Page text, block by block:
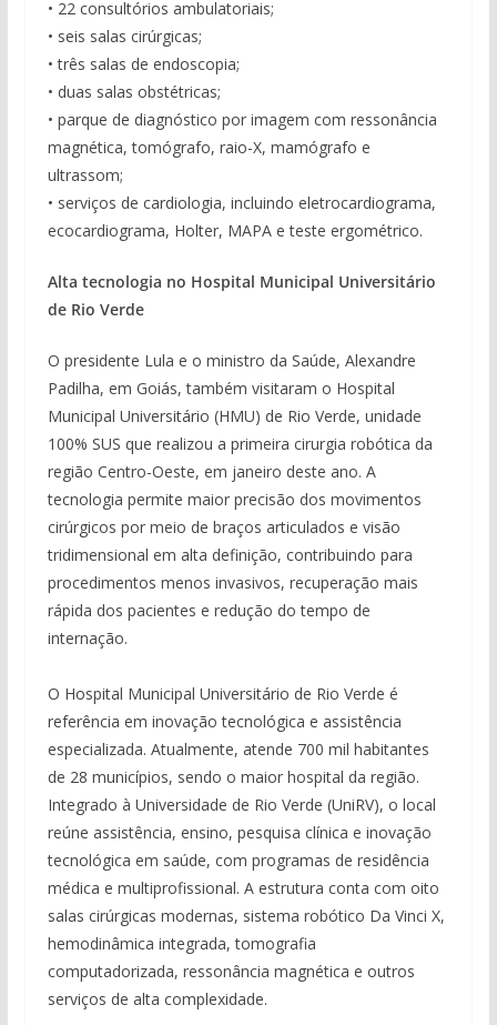
• 22 consultórios ambulatoriais;
• seis salas cirúrgicas;
• três salas de endoscopia;
• duas salas obstétricas;
• parque de diagnóstico por imagem com ressonância
magnética, tomógrafo, raio-X, mamógrafo e
ultrassom;
• serviços de cardiologia, incluindo eletrocardiograma,
ecocardiograma, Holter, MAPA e teste ergométrico.
Alta tecnologia no Hospital Municipal Universitário
de Rio Verde
O presidente Lula e o ministro da Saúde, Alexandre
Padilha, em Goiás, também visitaram o Hospital
Municipal Universitário (HMU) de Rio Verde, unidade
100% SUS que realizou a primeira cirurgia robótica da
região Centro-Oeste, em janeiro deste ano. A
tecnologia permite maior precisão dos movimentos
cirúrgicos por meio de braços articulados e visão
tridimensional em alta definição, contribuindo para
procedimentos menos invasivos, recuperação mais
rápida dos pacientes e redução do tempo de
internação.
O Hospital Municipal Universitário de Rio Verde é
referência em inovação tecnológica e assistência
especializada. Atualmente, atende 700 mil habitantes
de 28 municípios, sendo o maior hospital da região.
Integrado à Universidade de Rio Verde (UniRV), o local
reúne assistência, ensino, pesquisa clínica e inovação
tecnológica em saúde, com programas de residência
médica e multiprofissional. A estrutura conta com oito
salas cirúrgicas modernas, sistema robótico Da Vinci X,
hemodinâmica integrada, tomografia
computadorizada, ressonância magnética e outros
serviços de alta complexidade.